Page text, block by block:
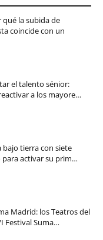
qué la subida de
coincide con un
el talento sénior:
a los mayore…
bajo tierra con siete
activar su prim…
Madrid: los Teatros del
Festival Suma…